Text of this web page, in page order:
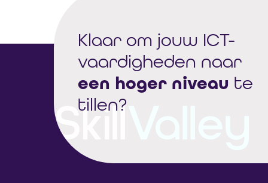
Klaar om jouw ICT-
vaardigheden naar
een hoger niveau te
tillen?